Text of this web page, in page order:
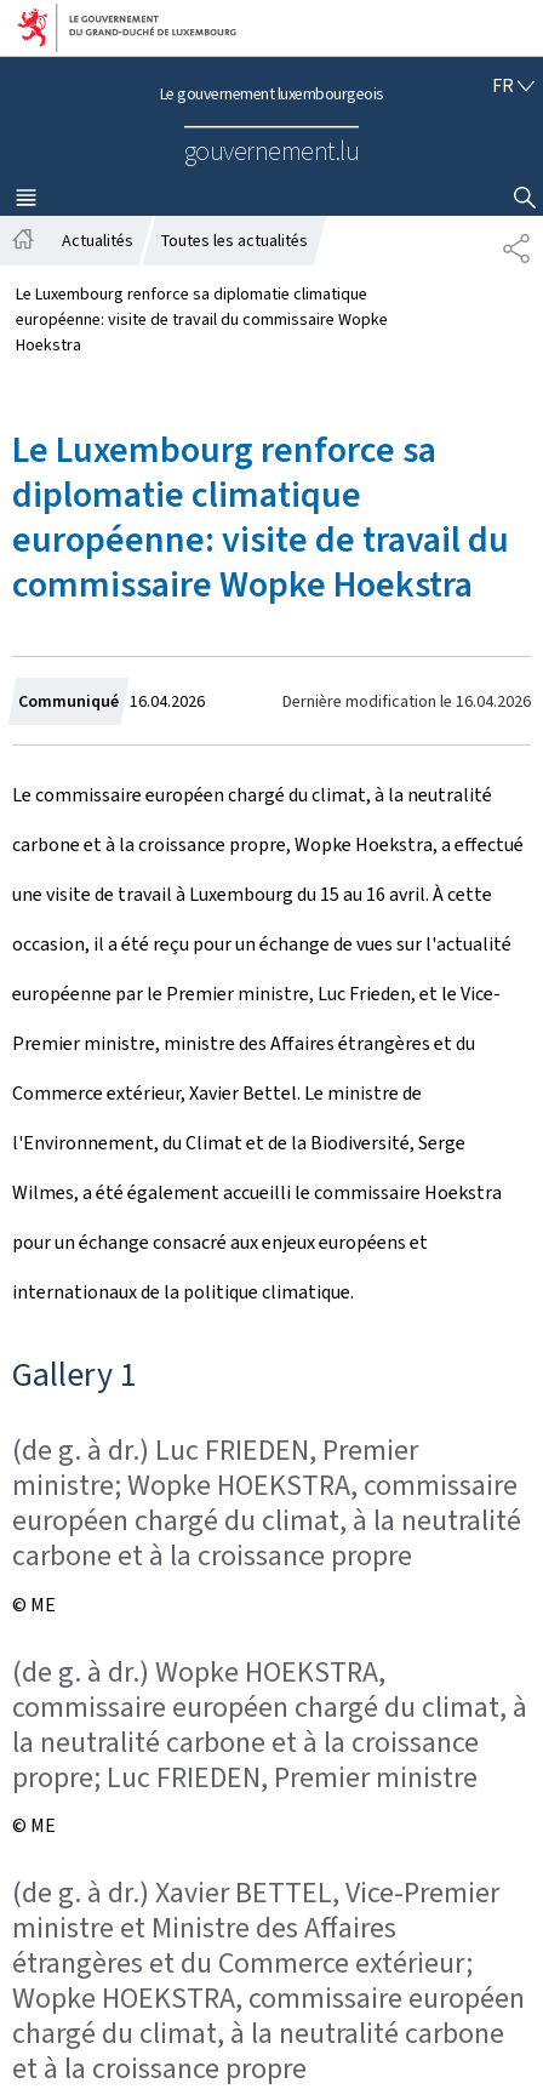
Aller au menu principal
Aller au contenu
Le gouvernement luxembourgeois
gouvernement.lu
FRF
Ç
A
I
S
MENU
PRINCIPAL
AFFICHER / MASQUER LA RECHERCHE
P
A
c
c
u
Actualités Toutes les actualités
Le Luxembourg renforce sa diplomatie climatique
européenne: visite de travail du commissaire Wopke
Hoekstra
Le Luxembourg renforce sa
diplomatie climatique
européenne: visite de travail du
commissaire Wopke Hoekstra
Communiqué C
r
é
e
l
e
16.04.2026 Dernière modification le 16.04.2026
Le commissaire européen chargé du climat, à la neutralité
carbone et à la croissance propre, Wopke Hoekstra, a effectué
une visite de travail à Luxembourg du 15 au 16 avril. À cette
occasion, il a été reçu pour un échange de vues sur l'actualité
européenne par le Premier ministre, Luc Frieden, et le Vice-
Premier ministre, ministre des Affaires étrangères et du
Commerce extérieur, Xavier Bettel. Le ministre de
l'Environnement, du Climat et de la Biodiversité, Serge
Wilmes, a été également accueilli le commissaire Hoekstra
pour un échange consacré aux enjeux européens et
internationaux de la politique climatique.
Gallery 1
(de g. à dr.) Luc FRIEDEN, Premier
ministre; Wopke HOEKSTRA, commissaire
européen chargé du climat, à la neutralité
carbone et à la croissance propre
© ME
(de g. à dr.) Wopke HOEKSTRA,
commissaire européen chargé du climat, à
la neutralité carbone et à la croissance
propre; Luc FRIEDEN, Premier ministre
© ME
(de g. à dr.) Xavier BETTEL, Vice-Premier
ministre et Ministre des Affaires
étrangères et du Commerce extérieur;
Wopke HOEKSTRA, commissaire européen
chargé du climat, à la neutralité carbone
et à la croissance propre